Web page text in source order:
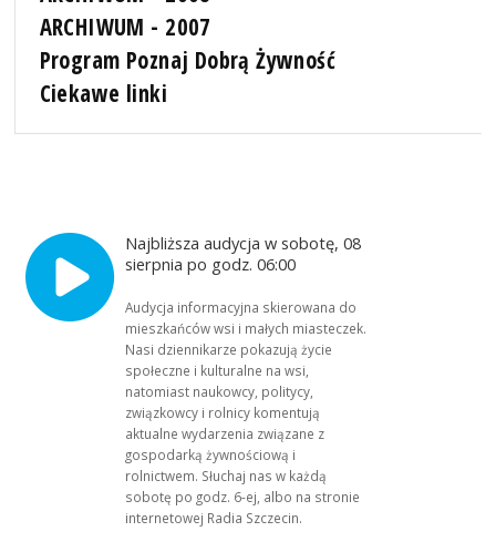
ARCHIWUM - 2007
Program Poznaj Dobrą Żywność
Ciekawe linki
Najbliższa audycja w sobotę, 08
sierpnia po godz. 06:00
Audycja informacyjna skierowana do
mieszkańców wsi i małych miasteczek.
Nasi dziennikarze pokazują życie
społeczne i kulturalne na wsi,
natomiast naukowcy, politycy,
związkowcy i rolnicy komentują
aktualne wydarzenia związane z
gospodarką żywnościową i
rolnictwem. Słuchaj nas w każdą
sobotę po godz. 6-ej, albo na stronie
internetowej Radia Szczecin.